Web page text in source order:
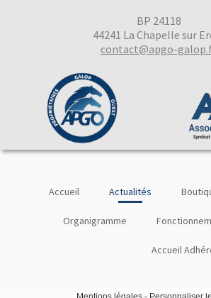
Accueil Actualités
Organigramme
Accueil
BP 24118
44241 La Chapelle sur
contact@apgo-